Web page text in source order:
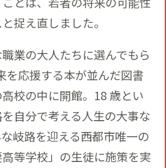
捉え直しました。
業の大人たちに選んでもら
を応援する本が並んだ図書
校の中に開館。18 歳とい
自分で考える人生の大事な
岐路を迎える⻄都市唯一の
等学校」の生徒に施策を実